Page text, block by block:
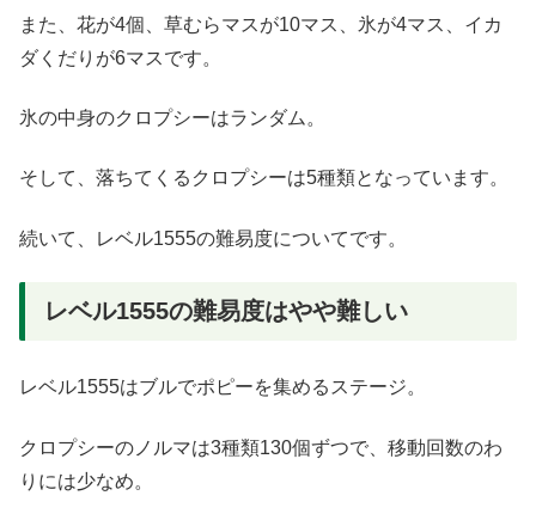
また、花が4個、草むらマスが10マス、氷が4マス、イカ
ダくだりが6マスです。
氷の中身のクロプシーはランダム。
そして、落ちてくるクロプシーは5種類となっています。
続いて、レベル1555の難易度についてです。
レベル1555の難易度はやや難しい
レベル1555はブルでポピーを集めるステージ。
クロプシーのノルマは3種類130個ずつで、移動回数のわ
りには少なめ。